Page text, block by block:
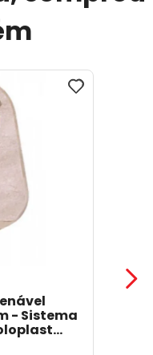
- Sistema